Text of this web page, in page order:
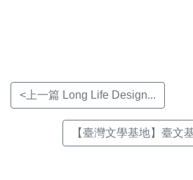
<上一篇 Long Life Design...
【臺灣文學基地】臺文